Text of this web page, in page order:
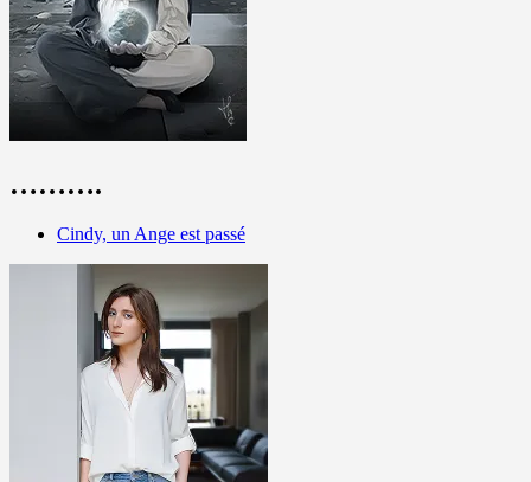
……….
Cindy, un Ange est passé